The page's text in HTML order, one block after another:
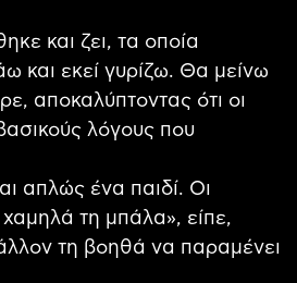
και ζει, τα οποία
και εκεί γυρίζω. Θα μείνω
αποκαλύπτοντας ότι οι
λόγους που
απλώς ένα παιδί. Οι
τη μπάλα», είπε,
τη βοηθά να παραμένει